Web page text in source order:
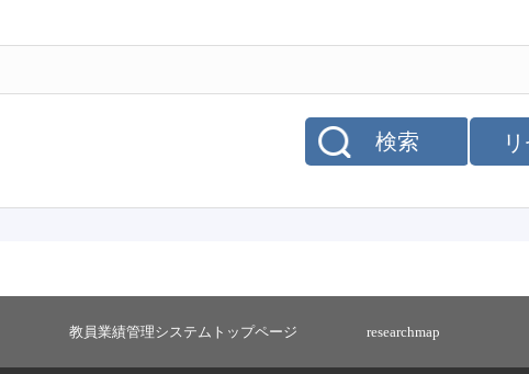
検索
教員業績管理システムトップページ researchmap